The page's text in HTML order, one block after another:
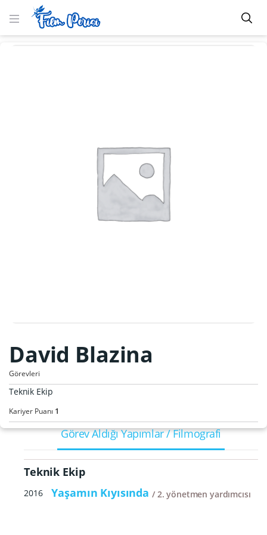
David Blazina
Görevleri
Teknik Ekip
Kariyer Puanı 1
Görev Aldığı Yapımlar / Filmografi
Teknik Ekip
2016 Yaşamın Kıyısında 2. yönetmen yardımcısı